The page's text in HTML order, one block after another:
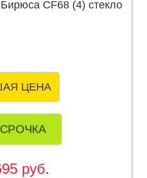
CF68 (4) стекло
ЦЕНА
руб.